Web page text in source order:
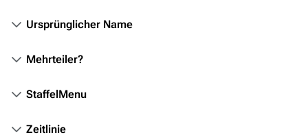
Fanprojekte
Ursprünglicher Name
Mehrteiler?
StaffelMenu
Zeitlinie